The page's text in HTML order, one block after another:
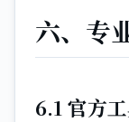
六、专
6.1 官方